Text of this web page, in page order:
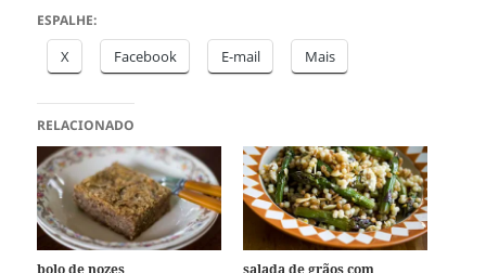
ESPALHE:
X Facebook E-mail Mais
RELACIONADO